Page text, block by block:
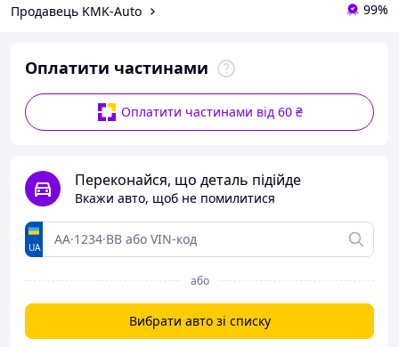
Продавець KMK-Auto 99%
Оплатити частинами
Оплатити частинами від 60 ₴
Переконайся, що деталь підійде
Вкажи авто, щоб не помилитися
UA
або
Вибрати авто зі списку